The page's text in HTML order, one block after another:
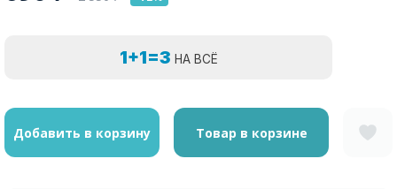
1+1=3 НА ВСЁ
Добавить в корзину Товар в корзине